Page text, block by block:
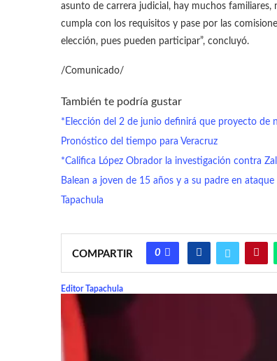
asunto de carrera judicial, hay muchos
cumpla con los requisitos y pase por las
elección, pues pueden participar”, concluyó.
/Comunicado/
También te podría gustar
*Elección del 2 de junio definirá que proyecto de
Pronóstico del tiempo para Veracruz
*Califica López Obrador la investigación contra
Balean a joven de 15 años y a su padre en
Tapachula
COMPARTIR 0
Editor Tapachula